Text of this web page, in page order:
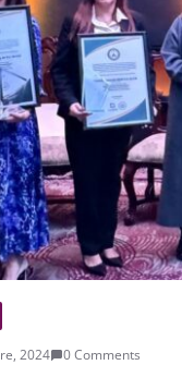
2024 0 Comments